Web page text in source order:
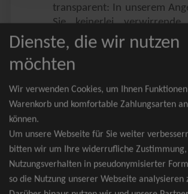
transparent: In unserem
Sie keinerlei verwirrende
Zusatzangebote oder
Sie erhalten
zusammenhängende
nach der
werden.
wider Erwarten doch nicht
sein, erhalten Sie von uns
nächst bessere
kostenfrei und völlig
Dienste, die wir nutzen
möchten
Wir verwenden Cookies, um Ihnen
Warenkorb und komfortable Zahlungsarten
können.
Um unsere Webseite für Sie weiter
bitten wir um Ihre widerrufliche Zustimmung,
Nutzungsverhalten in pseudonymisierter
so die Nutzung unserer Webseite analysieren